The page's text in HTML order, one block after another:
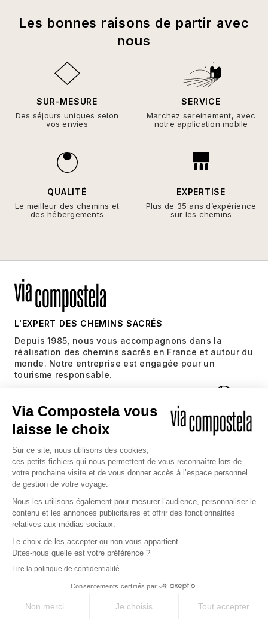
Les bonnes raisons de partir avec
nous
SUR-MESURE
Des séjours uniques selon
vos envies
SERVICE
Marchez sereinement, avec
notre application mobile
QUALITÉ
Le meilleur des chemins et
des hébergements
EXPERTISE
Plus de 35 ans d’expérience
sur les chemins
L'EXPERT DES CHEMINS SACRÉS
Depuis 1985, nous vous accompagnons dans la
réalisation des chemins sacrés en France et autour du
monde. Notre entreprise est engagée pour un
tourisme responsable.
QUI SOMMES-NOUS ?
NOUS CONTACTER
Une question, une envie particulière ? Notre
équipe est à votre service pour vous
conseiller et vous accompagner.
DEMANDE DE CONTACT
DEMANDE DE DEVIS
OFFREZ UN VOYAGE
04 66 69 05 19